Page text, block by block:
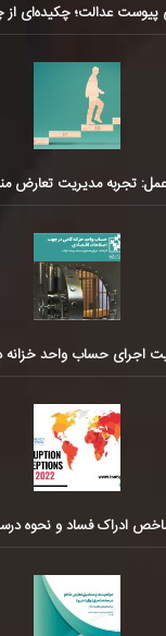
پیوست عدالت؛ چکیده‌ای از
اجرای حساب واحد خزانه
ادراک فساد و نحوه